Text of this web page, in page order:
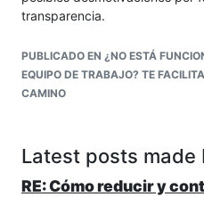
transparencia.
incentivos en función de los
de tu negocio. Esto es si, por
buscas mejorar la
Finalmente, una
sobre cómo se obtienen estos
incentivos ayuda a alinear
PUBLICADO EN ¿NO ESTÁ
EQUIPO DE TRABAJO? TE
CAMINO
Latest posts made
RE: Cómo reducir y